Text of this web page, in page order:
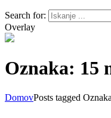
Search for:
Overlay
Oznaka: 15
DomovPosts tagged